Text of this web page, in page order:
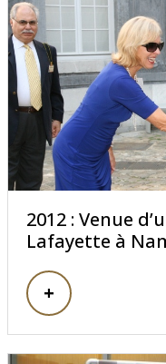
2012 : Venue
Lafayette à